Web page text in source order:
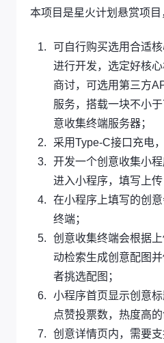
本项目是星火计划悬赏项目
可自行购买选用合适
进行开发，选定好核
商讨，可选用第三方
服务，搭载一块不小
意收集终端服务器；
采用Type-C接口充电
开发一个创意收集小
进入小程序，填写上传
在小程序上填写的创
终端；
创意收集终端会根据
动检索生成创意配图
者挑选配图；
小程序首页显示创意
点赞投票数，热度高
创意详情页内，需要